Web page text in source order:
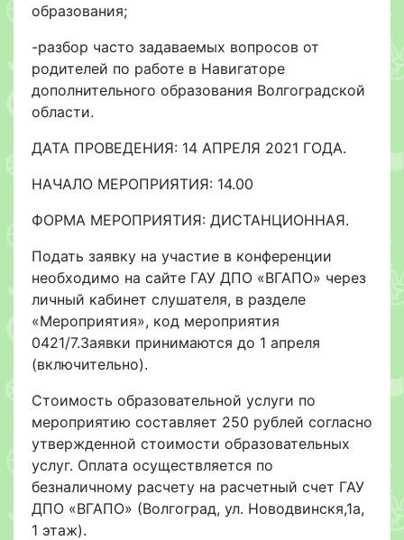
образования;
-разбор часто задаваемых вопросов от
родителей по работе в Навигаторе
дополнительного образования Волгоградской
области.
ДАТА ПРОВЕДЕНИЯ: 14 АПРЕЛЯ 2021 ГОДА.
НАЧАЛО МЕРОПРИЯТИЯ: 14.00
ФОРМА МЕРОПРИЯТИЯ: ДИСТАНЦИОННАЯ.
Подать заявку на участие в конференции
необходимо на сайте ГАУ ДПО «ВГАПО» через
личный кабинет слушателя, в разделе
«Мероприятия», код мероприятия
0421/7.Заявки принимаются до 1 апреля
(включительно).
Стоимость образовательной услуги по
мероприятию составляет 250 рублей согласно
утвержденной стоимости образовательных
услуг. Оплата осуществляется по
безналичному расчету на расчетный счет ГАУ
ДПО «ВГАПО» (Волгоград, ул. Новодвинскя,1а,
1 этаж).